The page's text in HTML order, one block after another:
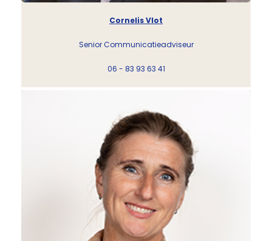
Cornelis Vlot
Senior Communicatieadviseur
06 - 83 93 63 41